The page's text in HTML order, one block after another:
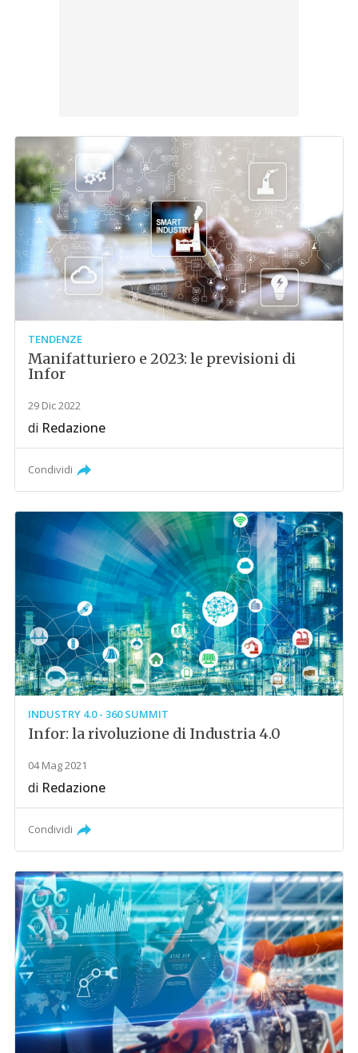
TENDENZE
Manifatturiero e 2023: le previsioni di
Infor
29 Dic 2022
di Redazione
Condividi
INDUSTRY 4.0 - 360 SUMMIT
Infor: la rivoluzione di Industria 4.0
04 Mag 2021
di Redazione
Condividi